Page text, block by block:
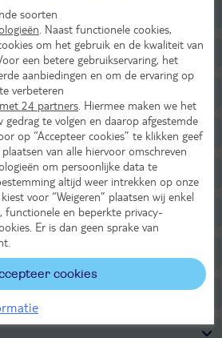
soorten
. Naast functionele cookies,
om het gebruik en de kwaliteit van
een betere gebruikservaring, het
aanbiedingen en om de ervaring op
verbeteren
24 partners . Hiermee maken we het
te volgen en daarop afgestemde
op “Accepteer cookies” te klikken geef
van alle hiervoor omschreven
om persoonlijke data te
altijd weer intrekken op onze
kiest voor “Weigeren” plaatsen wij enkel
functionele en beperkte privacy-
Er is dan geen sprake van
cookies